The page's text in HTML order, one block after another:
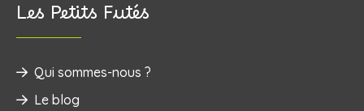
Les Petits Futés
Qui sommes-nous ?
Le blog